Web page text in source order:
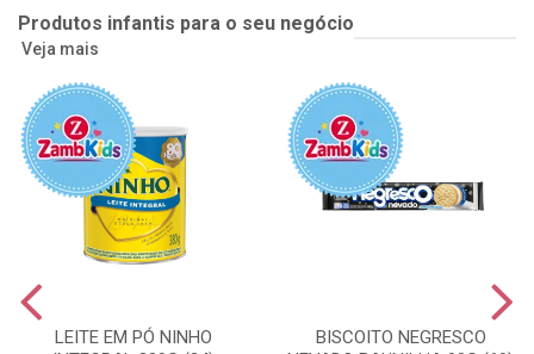
Produtos infantis para o seu negócio
Veja mais
LEITE EM PÓ NINHO
BISCOITO NEGRESCO